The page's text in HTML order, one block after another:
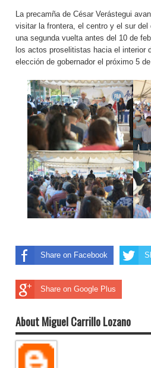
La precamña de César Verástegui
visitar la frontera, el centro y el sur
una segunda vuelta antes del 10 de
los actos proselitistas hacia el interior
elección de gobernador el próximo 5
Share on Facebook
Share on Google Plus
About Miguel Carrillo Lozano